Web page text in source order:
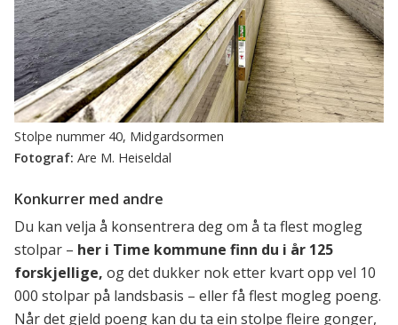
Stolpe nummer 40, Midgardsormen
Are M. Heiseldal
Konkurrer med andre
Du kan velja å konsentrera deg om å ta flest mogleg
stolpar – her i Time kommune finn du i år 125
forskjellige, og det dukker nok etter kvart opp vel 10
000 stolpar på landsbasis – eller få flest mogleg poeng.
Når det gjeld poeng kan du ta ein stolpe fleire gonger,